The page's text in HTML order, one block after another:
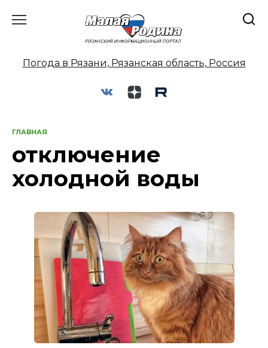
Погода в Рязани, Рязанская область, Россия
ГЛАВНАЯ
отключение
холодной воды